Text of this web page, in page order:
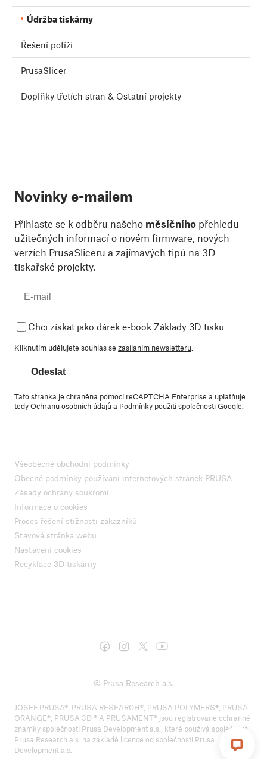
Údržba tiskárny
Řešení potíží
PrusaSlicer
Doplňky třetích stran & Ostatní projekty
Novinky e-mailem
Přihlaste se k odběru našeho měsíčního přehledu
užitečných informací o novém firmware, nových
verzích PrusaSliceru a zajímavých tipů na 3D
tiskařské projekty.
Chci získat jako dárek e-book Základy 3D tisku
Kliknutím udělujete souhlas se zasíláním newsletteru.
Odeslat
Tato stránka je chráněna pomocí reCAPTCHA Enterprise a uplatňuje
tedyOchranu osobních údajůa Podmínky použitíspolečnosti Google.
Všeobecné obchodní podmínky
Obecné podmínky používání internetových stránek PRUSA
Zásady ochrany soukromí
Informace o cookies
Proces řešení stížností zákazníků
Stavová stránka webu
Nastavení cookies
Recyklace 3D tiskárny
© Prusa Research a.s.
JOSEF PRUSA®, PRUSA RESEARCH®, PRUSA POLYMERS®, PRUSA
ORANGE®, PRUSA 3D ® A PRUSAMENT® jsou registrované ochranné
známky společnosti Prusa Development a.s., které používá společnost
Prusa Research a.s. na základě licence od společnosti Prusa
Development a.s.